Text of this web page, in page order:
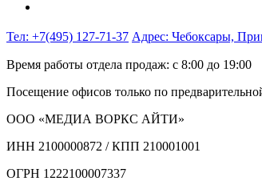
Тел: +7(495) 127-71-37 Адрес: Чебоксары,
Время работы отдела продаж: с 8:00 до 19:00
Посещение офисов только по
ООО «МЕДИА ВОРКС АЙТИ»
ИНН 2100000872 / КПП 210001001
ОГРН 1222100007337